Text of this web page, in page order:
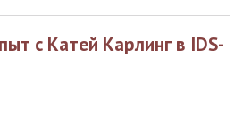
с Катей Карлинг в IDS-